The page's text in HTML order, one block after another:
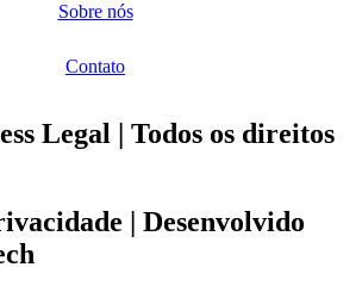
Sobre nós
Contato
Legal | Todos os direitos
| Desenvolvido